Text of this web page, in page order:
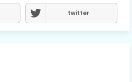
twitter